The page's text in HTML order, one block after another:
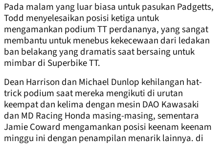
Pada malam yang luar biasa untuk pasukan Padgetts,
Todd menyelesaikan posisi ketiga untuk
mengamankan podium TT perdananya, yang sangat
membantu untuk menebus kekecewaan dari ledakan
ban belakang yang dramatis saat bersaing untuk
mimbar di Superbike TT.
Dean Harrison dan Michael Dunlop kehilangan hat-
trick podium saat mereka mengikuti di urutan
keempat dan kelima dengan mesin DAO Kawasaki
dan MD Racing Honda masing-masing, sementara
Jamie Coward mengamankan posisi keenam keenam
minggu ini dengan penampilan menarik lainnya. di